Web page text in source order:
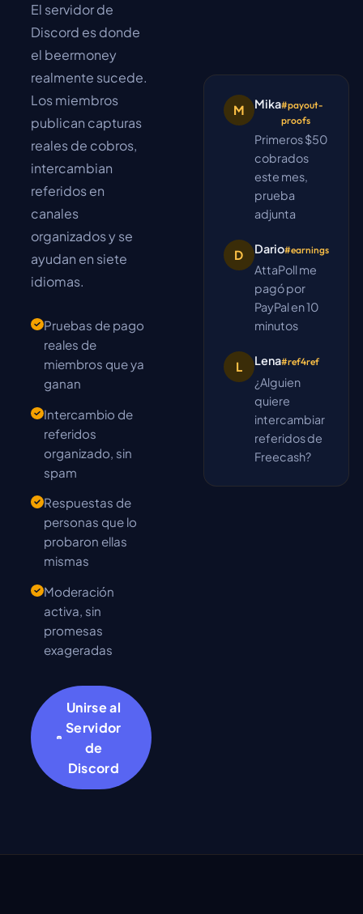
El servidor de
Discord es donde
el beermoney
realmente sucede.
Los miembros
publican capturas
reales de cobros,
intercambian
referidos en
canales
organizados y se
ayudan en siete
idiomas.
Pruebas de pago
reales de
miembros que ya
ganan
Intercambio de
referidos
organizado, sin
spam
Respuestas de
personas que lo
probaron ellas
mismas
Moderación
activa, sin
promesas
exageradas
Unirse al
Servidor
de
Discord
M Mika#payout-
proofs
Primeros $50
cobrados
este mes,
prueba
adjunta
D Dario#earnings
AttaPoll me
pagó por
PayPal en 10
minutos
L Lena#ref4ref
¿Alguien
quiere
intercambiar
referidos de
Freecash?